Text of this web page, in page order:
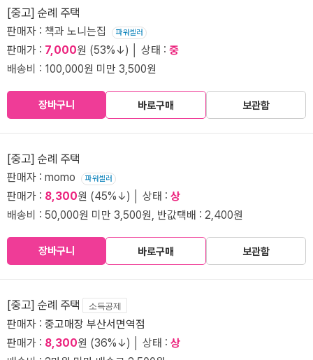
[중고] 순례 주택
판매자 : 책과 노니는집 파워셀러
판매가 : 7,000원 (53%↓) │ 상태 : 중
배송비 : 100,000원 미만 3,500원
장바구니 바로구매 보관함
[중고] 순례 주택
판매자 : momo 파워셀러
판매가 : 8,300원 (45%↓) │ 상태 : 상
배송비 : 50,000원 미만 3,500원, 반값택배 : 2,400원
장바구니 바로구매 보관함
[중고] 순례 주택 소득공제
판매자 : 중고매장 부산서면역점
판매가 : 8,300원 (36%↓) │ 상태 : 상